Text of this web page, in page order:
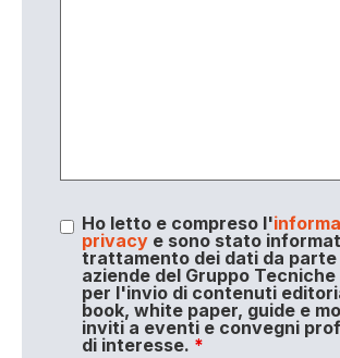
Ho letto e compreso l'
privacye sono stato
trattamento dei dati da parte
aziende del Gruppo Tecniche
per l'invio di contenuti
book, white paper, guide e
inviti a eventi e convegni
di interesse. *